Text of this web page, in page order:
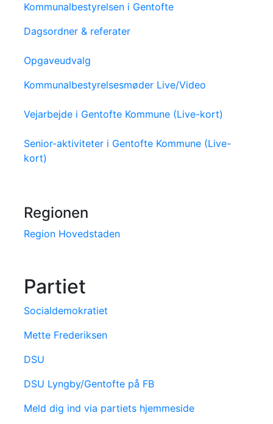
Kommunalbestyrelsen i Gentofte
Dagsordner & referater
Opgaveudvalg
Kommunalbestyrelsesmøder Live/Video
Vejarbejde i Gentofte Kommune (Live-kort)
Senior-aktiviteter i Gentofte Kommune (Live-
kort)
Regionen
Region Hovedstaden
Partiet
Socialdemokratiet
Mette Frederiksen
DSU
DSU Lyngby/Gentofte på FB
Meld dig ind via partiets hjemmeside